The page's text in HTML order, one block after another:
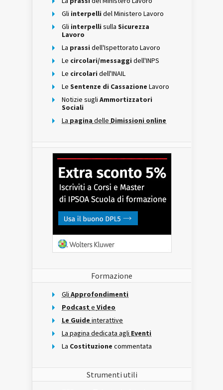
Gli interpelli del Ministero Lavoro
Gli interpelli sulla Sicurezza
Lavoro
La prassi dell'Ispettorato Lavoro
Le circolari/messaggi dell'INPS
Le circolari dell'INAIL
Le Sentenze di Cassazione Lavoro
Notizie sugli Ammortizzatori
Sociali
La pagina delle Dimissioni online
Formazione
Gli Approfondimenti
Podcast e Video
Le Guide interattive
La pagina dedicata agli Eventi
La Costituzione commentata
Strumenti utili